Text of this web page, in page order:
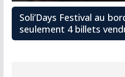
Soli’Days Festival au
seulement 4 billets